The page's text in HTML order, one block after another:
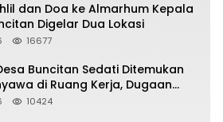
dan Doa ke Almarhum Kepala
Digelar Dua Lokasi
16677
Buncitan Sedati Ditemukan
di Ruang Kerja, Dugaan
Menguat
10424